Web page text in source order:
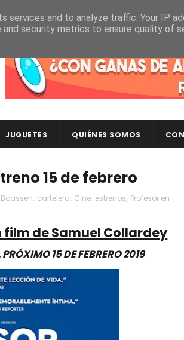
JUGUETES QUIÉNES SOMOS
15 de febrero
, cartelera, Cine, estrenos, Profesor en
film de Samuel Collardey
15 DE FEBRERO 2019
services and to analyze traffic. Your IP
security metrics to ensure quality of